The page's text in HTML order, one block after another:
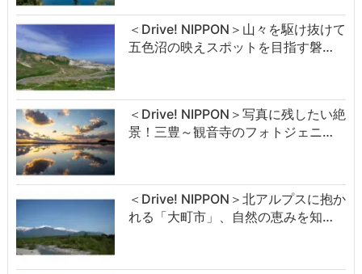
＜Drive! NIPPON＞山々を駆け抜けて
五色沼の映えスポットを目指す磐…
＜Drive! NIPPON＞写真に残したい絶
景！三豊～観音寺のフォトジェニ…
＜Drive! NIPPON＞北アルプスに抱か
れる「大町市」、自然の恵みを知…